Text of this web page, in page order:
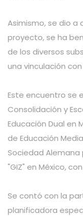
Asimismo, se dio a
proyecto, se ha
de los diversos
una vinculación
Este encuentro se
Consolidación y
Educación Dual en
de Educación
Sociedad
"GIZ" en México,
Se contó con la
planificadora